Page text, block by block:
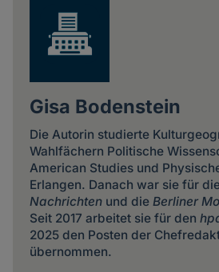
Gisa Bodenstein
Die Autorin studierte
Wahlfächern Politische
American Studies und
Erlangen. Danach war sie für
Nachrichtenund die Berliner
Seit 2017 arbeitet sie für den
2025 den Posten der
übernommen.